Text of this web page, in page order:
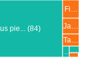
pie... (84)
Fi…
Ja…
Ta…
.. …
…